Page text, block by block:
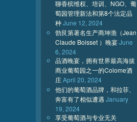
聊香槟维权、培训、NGO、葡
萄园管理新法和第8个法定品
种June 12, 2024
勃艮第著名生产商坤渤（Jean
Claude Boisset ）晚宴June
6, 2024
品酒晚宴，拥有世界最高海拔
商业葡萄园之一的Colome酒
庄April 20, 2024
他们的葡萄酒品牌，和拉菲、
奔富有了相似遭遇 January
19, 2024
享受葡萄酒与专业无关